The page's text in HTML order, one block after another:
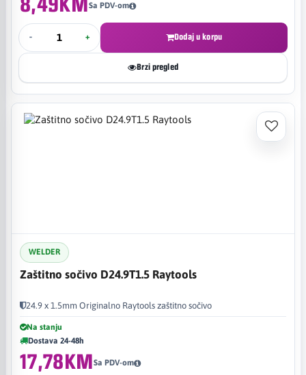
8,49KMSa PDV-om
- + Dodaj u korpu
Brzi pregled
WELDER
Zaštitno sočivo D24.9T1.5 Raytools
24.9 x 1.5mm Originalno Raytools zaštitno sočivo
Na stanju
Dostava 24-48h
17,78KMSa PDV-om